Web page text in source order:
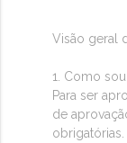
Visão geral
1. Como
Para ser
de